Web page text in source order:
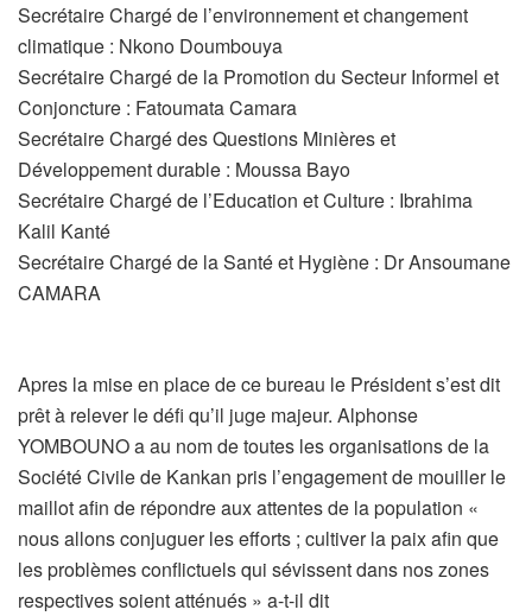
Secrétaire Chargé de l’environnement et changement
climatique : Nkono Doumbouya
Secrétaire Chargé de la Promotion du Secteur Informel et
Conjoncture : Fatoumata Camara
Secrétaire Chargé des Questions Minières et
Développement durable : Moussa Bayo
Secrétaire Chargé de l’Education et Culture : Ibrahima
Kalil Kanté
Secrétaire Chargé de la Santé et Hygiène : Dr Ansoumane
CAMARA
Apres la mise en place de ce bureau le Président s’est dit
prêt à relever le défi qu’il juge majeur. Alphonse
YOMBOUNO a au nom de toutes les organisations de la
Société Civile de Kankan pris l’engagement de mouiller le
maillot afin de répondre aux attentes de la population «
nous allons conjuguer les efforts ; cultiver la paix afin que
les problèmes conflictuels qui sévissent dans nos zones
respectives soient atténués » a-t-il dit